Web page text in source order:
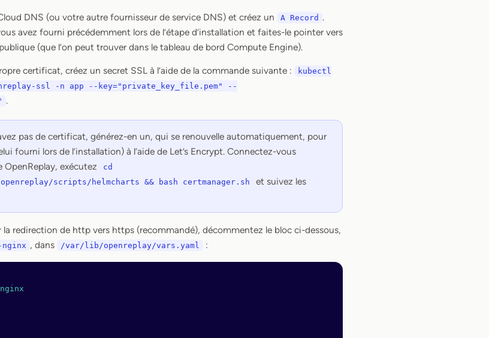
DNS (ou votre autre fournisseur de service DNS) et créez un A Record .
avez fourni précédemment lors de l’étape d’installation et faites-le pointer vers
(que l’on peut trouver dans le tableau de bord Compute Engine).
certificat, créez un secret SSL à l’aide de la commande suivante :
kubectl
ssl -n app --key="private_key_file.pem" --
.
pas de certificat, générez-en un, qui se renouvelle automatiquement, pour
fourni lors de l’installation) à l’aide de Let’s Encrypt. Connectez-vous
OpenReplay, exécutez
cd
scripts/helmcharts && bash certmanager.sh
et suivez les
redirection de http vers https (recommandé), décommentez le bloc ci-dessous,
, dans /var/lib/openreplay/vars.yaml :